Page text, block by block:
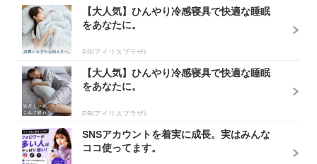
【大人気】ひんやり冷感寝具で快適な睡眠
をあなたに。
PR(アイリスプラザ)
【大人気】ひんやり冷感寝具で快適な睡眠
をあなたに。
PR(アイリスプラザ)
SNSアカウントを着実に成長。実はみんな
ココ使ってます。